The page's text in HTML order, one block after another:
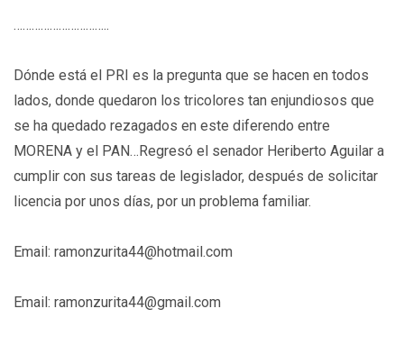
…………………………..
Dónde está el PRI es la pregunta que se hacen en todos
lados, donde quedaron los tricolores tan enjundiosos que
se ha quedado rezagados en este diferendo entre
MORENA y el PAN…Regresó el senador Heriberto Aguilar a
cumplir con sus tareas de legislador, después de solicitar
licencia por unos días, por un problema familiar.
Email: ramonzurita44@hotmail.com
Email: ramonzurita44@gmail.com